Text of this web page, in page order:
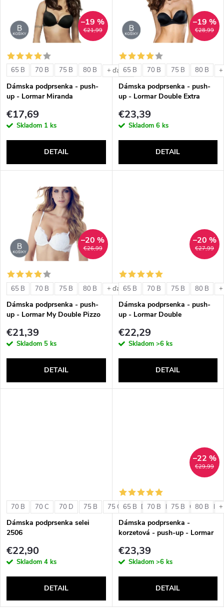
n
i
e
p
r
d
t
o
v
p
i
s
p
r
o
d
t
o
v
€21,99
–19 %
65 B 70 B 75 B 80 B + ďalšie
Dámska podprsenka - push-
up - Lormar Miranda
€17,69
Skladom 1 ks
DETAIL
€28,99
–19 %
65 B 70 B 75 B 80 B
Dámska podprsenka - push-
up - Lormar Double Extra
€23,39
Skladom 6 ks
DETAIL
€26,99
–20 %
65 B 70 B 75 B 80 B + ďalšie
Dámska podprsenka - push-
up - Lormar My Double Pizzo
€21,39
Skladom 5 ks
DETAIL
€27,99
–20 %
65 B 70 B 75 B 80 B
Dámska podprsenka - push-
up - Lormar Double
€22,29
Skladom >6 ks
DETAIL
70 B 70 C 70 D 75 B 75 C 75 D 80 B 80 C 80 D
Dámska podprsenka selei
2506
€22,90
Skladom 4 ks
DETAIL
€29,99
–22 %
65 B 70 B 75 B 80 B
Dámska podprsenka -
korzetová - push-up - Lormar
€23,39
Skladom >6 ks
DETAIL